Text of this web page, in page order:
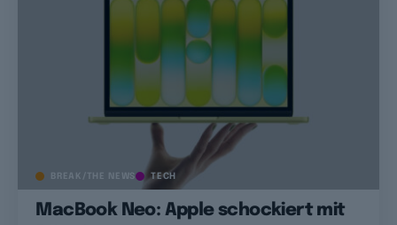
BREAK/THE NEWS TECH
MacBook Neo: Apple schockiert mit